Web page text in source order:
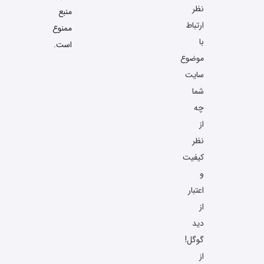
نظر
ارتباط
با
موضوع
سایت
شما
چه
از
نظر
کیفیت
و
اعتبار
از
دید
گوگل!
از
منبع
ممنوع
است.